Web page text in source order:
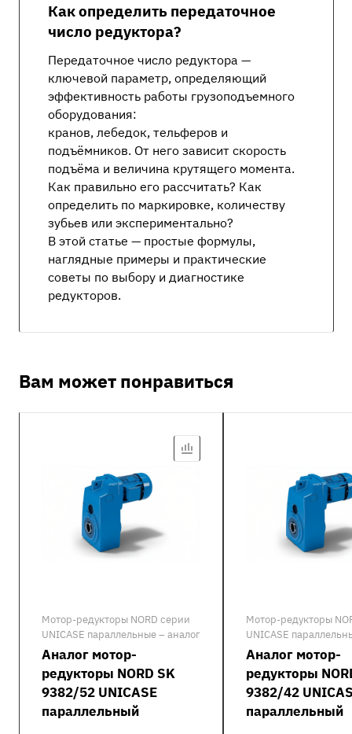
Как определить передаточное
число редуктора?
Передаточное число редуктора —
ключевой параметр, определяющий
эффективность работы грузоподъемного
оборудования:
кранов, лебедок, тельферов и
подъёмников. От него зависит скорость
подъёма и величина крутящего момента.
Как правильно его рассчитать? Как
определить по маркировке, количеству
зубьев или экспериментально?
В этой статье — простые формулы,
наглядные примеры и практические
советы по выбору и диагностике
редукторов.
Вам может понравиться
Мотор-редукторы NORD серии
UNICASE параллельные – аналог
Аналог мотор-
редукторы NORD SK
9382/52 UNICASE
параллельный
Мотор-редукторы
UNICASE
Аналог мотор-
редукторы
9382/42
параллельный